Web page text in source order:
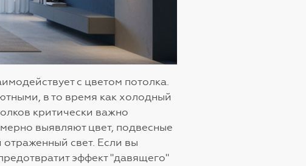
с цветом потолка.
в то время как холодный
критически важно
выявляют цвет, подвесные
свет. Если вы
эффект "давящего"